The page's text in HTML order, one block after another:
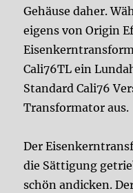
Gehäuse daher.
eigens von Origin
Cali76TL ein
Standard Cali76
Transformator aus.
Der
die Sättigung
schön andicken.